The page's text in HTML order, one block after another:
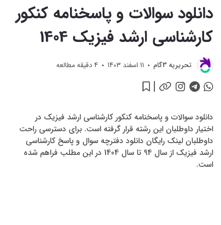
دانلود سوالات و پاسخنامه کنکور
کارشناسی ارشد فیزیک 1404
تحريريه 3گام 11 اسفند 1403 4دقیقه مطالعه
دانلود سوالات و پاسخنامه کنکور کارشناسی ارشد فیزیک در
اختیار داوطلبان این رشته قرار گرفته است. برای دسترسی راحت
داوطلبان لینک رایگان دانلود دفترچه سوال و پاسخ کارشناسی
ارشد فیزیک از سال 94 تا سال 1404 در این مطلب فراهم شده
است.